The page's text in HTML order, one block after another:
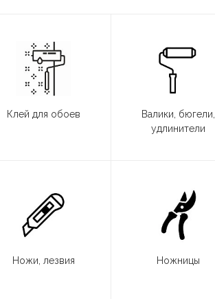
Клей для обоев
Валики, бюгели,
удлинители
Ножи, лезвия Ножницы